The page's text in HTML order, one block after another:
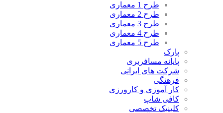
طرح 1 معماری
طرح 2 معماری
طرح 3 معماری
طرح 4 معماری
طرح 5 معماری
پارک
پایانه مسافربری
شرکت های ایرانی
فرهنگی
کار آموزی و کارورزی
کافی شاپ
کلینیک تخصصی